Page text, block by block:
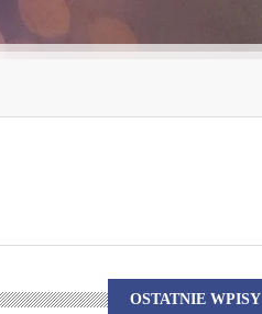
OSTATNIE WPISY